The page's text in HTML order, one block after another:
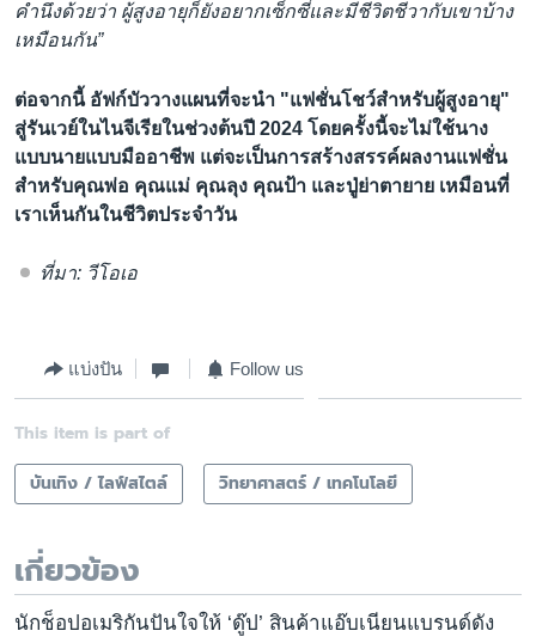
คำนึงด้วยว่า ผู้สูงอายุก็ยังอยากเซ็กซี่และมีชีวิตชีวากับเขาบ้าง
เหมือนกัน”
ต่อจากนี้ อัฟก์บัววางแผนที่จะนำ "แฟชั่นโชว์สำหรับผู้สูงอายุ"
สู่รันเวย์ในไนจีเรียในช่วงต้นปี 2024 โดยครั้งนี้จะไม่ใช้นาง
แบบนายแบบมืออาชีพ แต่จะเป็นการสร้างสรรค์ผลงานแฟชั่น
สำหรับคุณพ่อ คุณแม่ คุณลุง คุณป้า และปู่ย่าตายาย เหมือนที่
เราเห็นกันในชีวิตประจำวัน
ที่มา: วีโอเอ
แบ่งปัน Follow us
This item is part of
บันเทิง / ไลฟ์สไตล์
วิทยาศาสตร์ / เทคโนโลยี
เกี่ยวข้อง
นักช็อปอเมริกันปันใจให้ ‘ดู๊ป’ สินค้าแอ๊บเนียนแบรนด์ดัง